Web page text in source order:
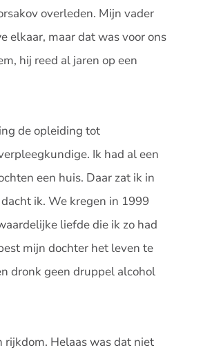
overleden. Mijn vader
elkaar, maar dat was voor ons
hij reed al jaren op een
de opleiding tot
Ik had al een
een huis. Daar zat ik in
ik. We kregen in 1999
liefde die ik zo had
mijn dochter het leven te
dronk geen druppel alcohol
Helaas was dat niet